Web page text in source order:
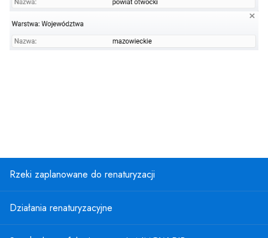
Rzeki zaplanowane do renaturyzacji
Działania renaturyzacyjne